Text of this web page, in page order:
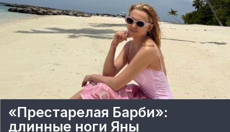
«Престарелая Барби»:
длинные ноги Яны